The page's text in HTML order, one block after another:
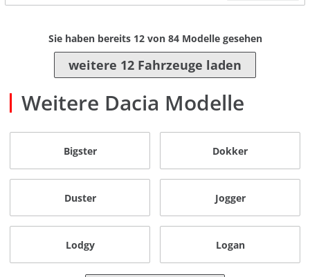
Sie haben bereits 12von 84Modelle gesehen
weitere 12 Fahrzeuge laden
Weitere Dacia Modelle
Bigster Dokker
Duster Jogger
Lodgy Logan